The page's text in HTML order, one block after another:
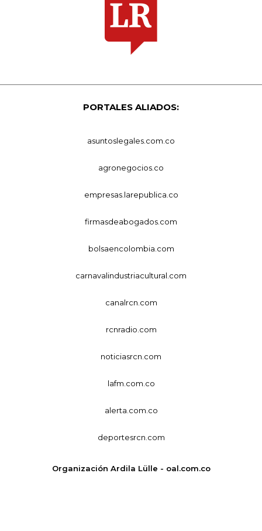
PORTALES ALIADOS:
asuntoslegales.com.co
agronegocios.co
empresas.larepublica.co
firmasdeabogados.com
bolsaencolombia.com
carnavalindustriacultural.com
canalrcn.com
rcnradio.com
noticiasrcn.com
lafm.com.co
alerta.com.co
deportesrcn.com
Organización Ardila Lülle - oal.com.co